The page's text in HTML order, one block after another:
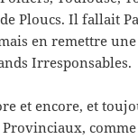
Ploucs. Il fallait
en remettre
Irresponsables.
et encore, et
comme